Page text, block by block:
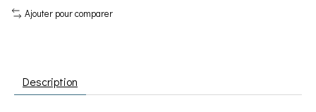
Ajouter pour comparer
Description